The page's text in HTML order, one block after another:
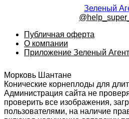
Зеленый
Публичная оферта
О компании
Приложение Зеленый
Морковь Шантане
Конические корнеплоды для
Администрация сайта не
проверить все изображения,
пользователями, на наличие